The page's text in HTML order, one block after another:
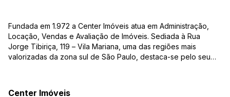
Fundada em 1.972 a Center Imóveis atua em Administração,
Locação, Vendas e Avaliação de Imóveis. Sediada à Rua
Jorge Tibiriça, 119 – Vila Mariana, uma das regiões mais
valorizadas da zona sul de São Paulo, destaca-se pelo seu
atuantes imobiliárias da região, credenciada junto ao Conselho
Center Imóveis